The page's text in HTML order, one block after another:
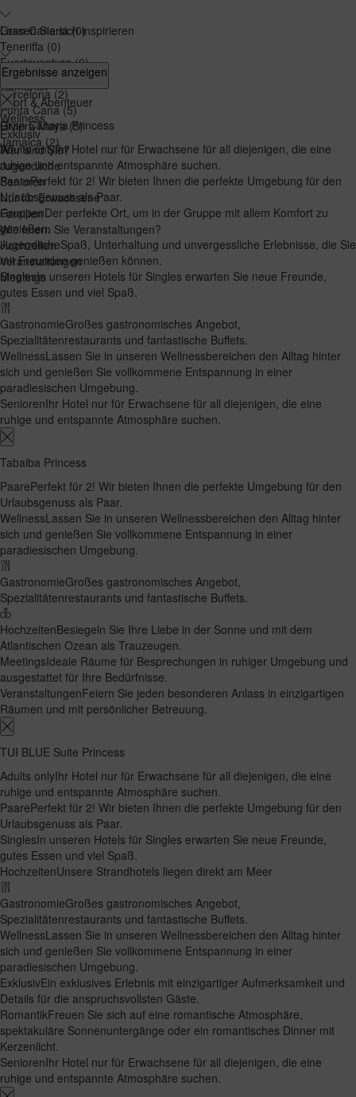
Gran Canaria(0)
Teneriffa (0)
Fuerteventura(0)
La Palma(2)
Barcelona(2)
Punta Cana(5)
Riviera Maya(5)
Jamaica(2)
Lassen Sie sich inspirieren
Gastronomie
Romantik
Sport & Abenteuer
Wellness
Exklusiv
Wer sind Sie?
Jugendliche
Senioren
Nur für Erwachsene
Familien
Wie feiern Sie Veranstaltungen?
Hochzeiten
Veranstaltungen
Meetings
Ergebnisse anzeigen
Gran Canaria Princess
Adults onlyIhr Hotel nur für Erwachsene für all diejenigen, die eine
ruhige und entspannte Atmosphäre suchen.
PaarePerfekt für 2! Wir bieten Ihnen die perfekte Umgebung für den
Urlaubsgenuss als Paar.
GruppenDer perfekte Ort, um in der Gruppe mit allem Komfort zu
genießen.
JugendlicheSpaß, Unterhaltung und unvergessliche Erlebnisse, die Sie
mit Freunden genießen können.
SinglesIn unseren Hotels für Singles erwarten Sie neue Freunde,
gutes Essen und viel Spaß.
GastronomieGroßes gastronomisches Angebot,
Spezialitätenrestaurants und fantastische Buffets.
WellnessLassen Sie in unseren Wellnessbereichen den Alltag hinter
sich und genießen Sie vollkommene Entspannung in einer
paradiesischen Umgebung.
SeniorenIhr Hotel nur für Erwachsene für all diejenigen, die eine
ruhige und entspannte Atmosphäre suchen.
Tabaiba Princess
PaarePerfekt für 2! Wir bieten Ihnen die perfekte Umgebung für den
Urlaubsgenuss als Paar.
WellnessLassen Sie in unseren Wellnessbereichen den Alltag hinter
sich und genießen Sie vollkommene Entspannung in einer
paradiesischen Umgebung.
GastronomieGroßes gastronomisches Angebot,
Spezialitätenrestaurants und fantastische Buffets.
HochzeitenBesiegeln Sie Ihre Liebe in der Sonne und mit dem
Atlantischen Ozean als Trauzeugen.
MeetingsIdeale Räume für Besprechungen in ruhiger Umgebung und
ausgestattet für Ihre Bedürfnisse.
VeranstaltungenFeiern Sie jeden besonderen Anlass in einzigartigen
Räumen und mit persönlicher Betreuung.
TUI BLUE Suite Princess
Adults onlyIhr Hotel nur für Erwachsene für all diejenigen, die eine
ruhige und entspannte Atmosphäre suchen.
PaarePerfekt für 2! Wir bieten Ihnen die perfekte Umgebung für den
Urlaubsgenuss als Paar.
SinglesIn unseren Hotels für Singles erwarten Sie neue Freunde,
gutes Essen und viel Spaß.
HochzeitenUnsere Strandhotels liegen direkt am Meer
GastronomieGroßes gastronomisches Angebot,
Spezialitätenrestaurants und fantastische Buffets.
WellnessLassen Sie in unseren Wellnessbereichen den Alltag hinter
sich und genießen Sie vollkommene Entspannung in einer
paradiesischen Umgebung.
ExklusivEin exklusives Erlebnis mit einzigartiger Aufmerksamkeit und
Details für die anspruchsvollsten Gäste.
RomantikFreuen Sie sich auf eine romantische Atmosphäre,
spektakuläre Sonnenuntergänge oder ein romantisches Dinner mit
Kerzenlicht.
SeniorenIhr Hotel nur für Erwachsene für all diejenigen, die eine
ruhige und entspannte Atmosphäre suchen.